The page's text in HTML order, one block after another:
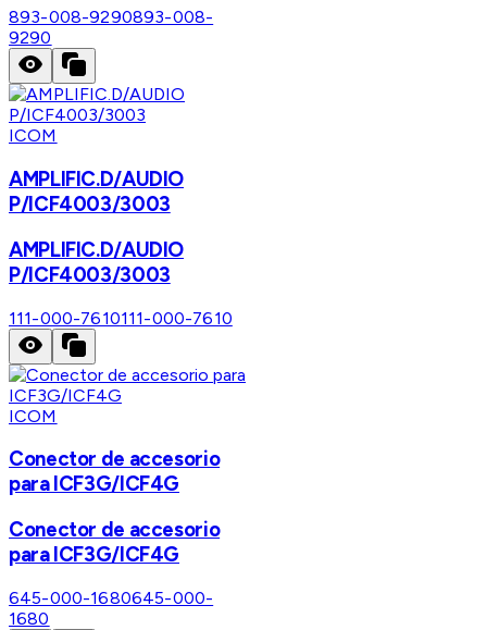
893-008-9290893-008-
9290
ICOM
AMPLIFIC.D/AUDIO
P/ICF4003/3003
AMPLIFIC.D/AUDIO
P/ICF4003/3003
111-000-7610111-000-7610
ICOM
Conector de accesorio
para ICF3G/ICF4G
Conector de accesorio
para ICF3G/ICF4G
645-000-1680645-000-
1680